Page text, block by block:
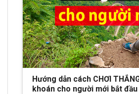
Hướng dẫn cách CHƠI
khoán cho người mới bắt đầu